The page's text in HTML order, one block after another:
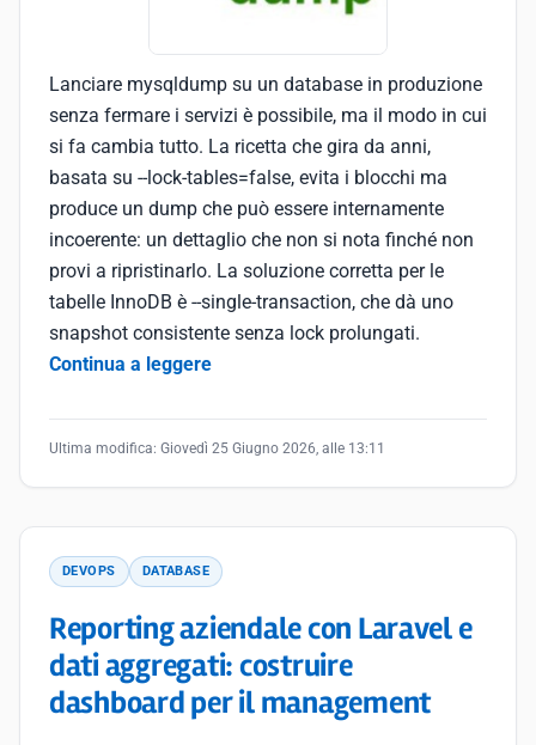
Lanciare mysqldump su un database in produzione
senza fermare i servizi è possibile, ma il modo in cui
si fa cambia tutto. La ricetta che gira da anni,
basata su --lock-tables=false, evita i blocchi ma
produce un dump che può essere internamente
incoerente: un dettaglio che non si nota finché non
provi a ripristinarlo. La soluzione corretta per le
tabelle InnoDB è --single-transaction, che dà uno
snapshot consistente senza lock prolungati.
Continua a leggere
Ultima modifica: Giovedì 25 Giugno 2026, alle 13:11
DEVOPS DATABASE
Reporting aziendale con Laravel e
dati aggregati: costruire
dashboard per il management